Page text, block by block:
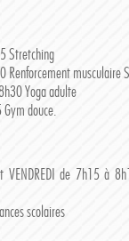
Stretching
Renforcement musculaire
Yoga adulte
douce.
VENDREDI de 7h15 à
scolaires